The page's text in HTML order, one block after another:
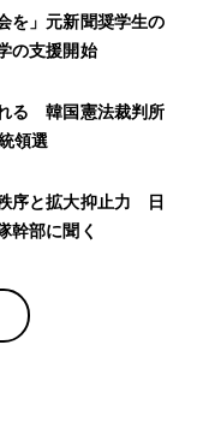
を」元新聞奨学生の
の支援開始
る 韓国憲法裁判所
領選
序と拡大抑止力 日
幹部に聞く